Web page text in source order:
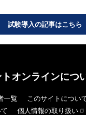
試験導入の記事はこちら
オンラインにつ
一覧
このサイトについ
個人情報の取り扱い